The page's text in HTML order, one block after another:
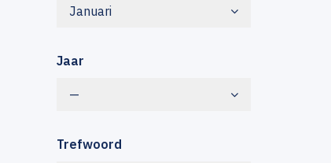
Januari
Jaar
—
Trefwoord